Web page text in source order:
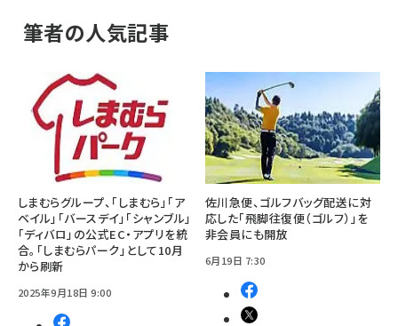
筆者の人気記事
しまむらグループ、「しまむら」「ア
ベイル」「バースデイ」「シャンブル」
「ディバロ」の公式EC・アプリを統
合。「しまむらパーク」として10月
から刷新
2025年9月18日 9:00
佐川急便、ゴルフバッグ配送に対
応した「飛脚往復便（ゴルフ）」を
非会員にも開放
6月19日 7:30